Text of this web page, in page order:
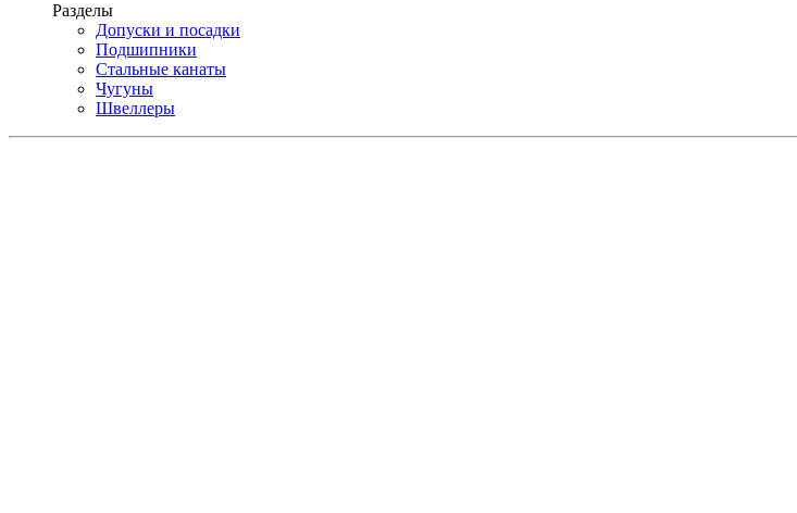
Разделы
Допуски и посадки
Подшипники
Стальные канаты
Чугуны
Швеллеры